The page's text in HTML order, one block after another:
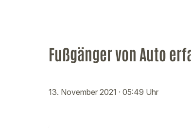
Fußgänger von Auto
13. November 2021 · 05:49 Uhr